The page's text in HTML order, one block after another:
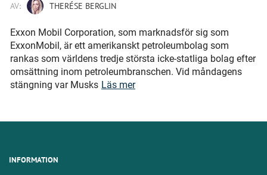
AV: THERÉSE BERGLIN
Exxon Mobil Corporation, som marknadsför sig som
ExxonMobil, är ett amerikanskt petroleumbolag som
rankas som världens tredje största icke-statliga bolag efter
omsättning inom petroleumbranschen. Vid måndagens
stängning var Musks Läs mer
INFORMATION